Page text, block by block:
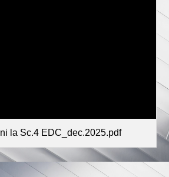
la Sc.4 EDC_dec.2025.pdf